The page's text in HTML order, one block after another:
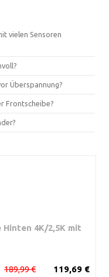
vielen Sensoren
Überspannung?
Frontscheibe?
Hinten 4K/2,5K mit
119,69 €
189,99 €